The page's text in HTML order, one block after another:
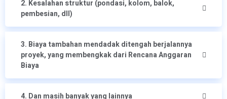
2. Kesalahan struktur (pondasi, kolom, balok,
pembesian, dll)
3. Biaya tambahan mendadak ditengah berjalannya
proyek, yang membengkak dari Rencana Anggaran
Biaya
4. Dan masih banyak yang lainnya